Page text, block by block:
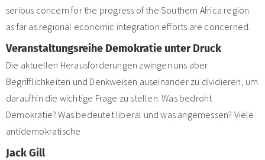
serious concern for the progress of the Southern Africa region
as far as regional economic integration efforts are concerned.
Veranstaltungsreihe Demokratie unter Druck
Die aktuellen Herausforderungen zwingen uns aber
Begrifflichkeiten und Denkweisen auseinander zu dividieren, um
daraufhin die wichtige Frage zu stellen: Was bedroht
Demokratie? Was bedeutet liberal und was angemessen? Viele
antidemokratische
Jack Gill